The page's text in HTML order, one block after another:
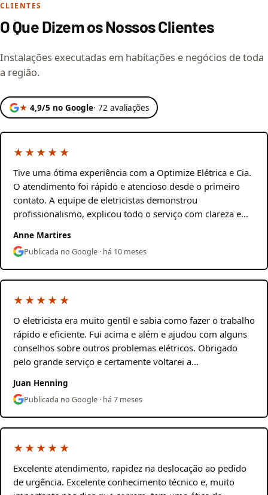
CLIENTES
O Que Dizem os Nossos Clientes
Instalações executadas em habitações e negócios de toda
a região.
★ 4,9/5 no Google· 72 avaliações
★★★★★
Tive uma ótima experiência com a Optimize Elétrica e Cia.
O atendimento foi rápido e atencioso desde o primeiro
contato. A equipe de eletricistas demonstrou
profissionalismo, explicou todo o serviço com clareza e…
Anne Martires
Publicada no Google · há 10 meses
★★★★★
O eletricista era muito gentil e sabia como fazer o trabalho
rápido e eficiente. Fui acima e além e ajudou com alguns
conselhos sobre outros problemas elétricos. Obrigado
pelo grande serviço e certamente voltarei a…
Juan Henning
Publicada no Google · há 7 meses
★★★★★
Excelente atendimento, rapidez na deslocação ao pedido
de urgência. Excelente conhecimento técnico e, muito